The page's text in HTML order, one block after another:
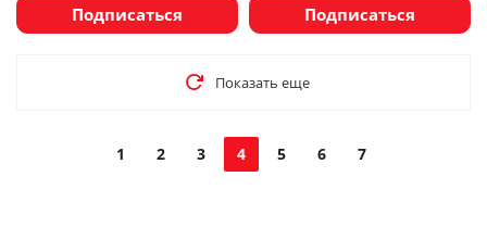
Подписаться Подписаться
Показать еще
1 2 3 4 5 6 7